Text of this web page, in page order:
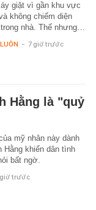
giặt vì gần khu vực
không chiếm diện
nhà. Thế nhưng…
- 7 giờ trước
Hằng là "quỷ
mỹ nhân này dành
Hằng khiến dân tình
bất ngờ.
giờ trước